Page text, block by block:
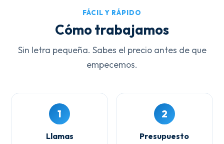
FÁCIL Y RÁPIDO
Cómo trabajamos
Sin letra pequeña. Sabes el precio antes de que
empecemos.
1
Llamas
2
Presupuesto